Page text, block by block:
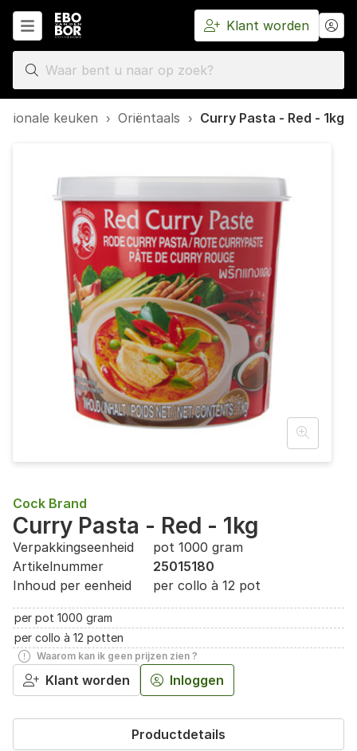
Klant worden
Homekeuken › Oriëntaals › Curry Pasta - Red - 1kg
Cock Brand
Curry Pasta - Red - 1kg
Verpakkingseenheid
pot 1000 gram
Artikelnummer
25015180
Inhoud per eenheid
per collo à 12 pot
per pot 1000 gram
per collo à 12 potten
Waarom kan ik geen prijzen zien ?
Klant worden Inloggen
Productdetails